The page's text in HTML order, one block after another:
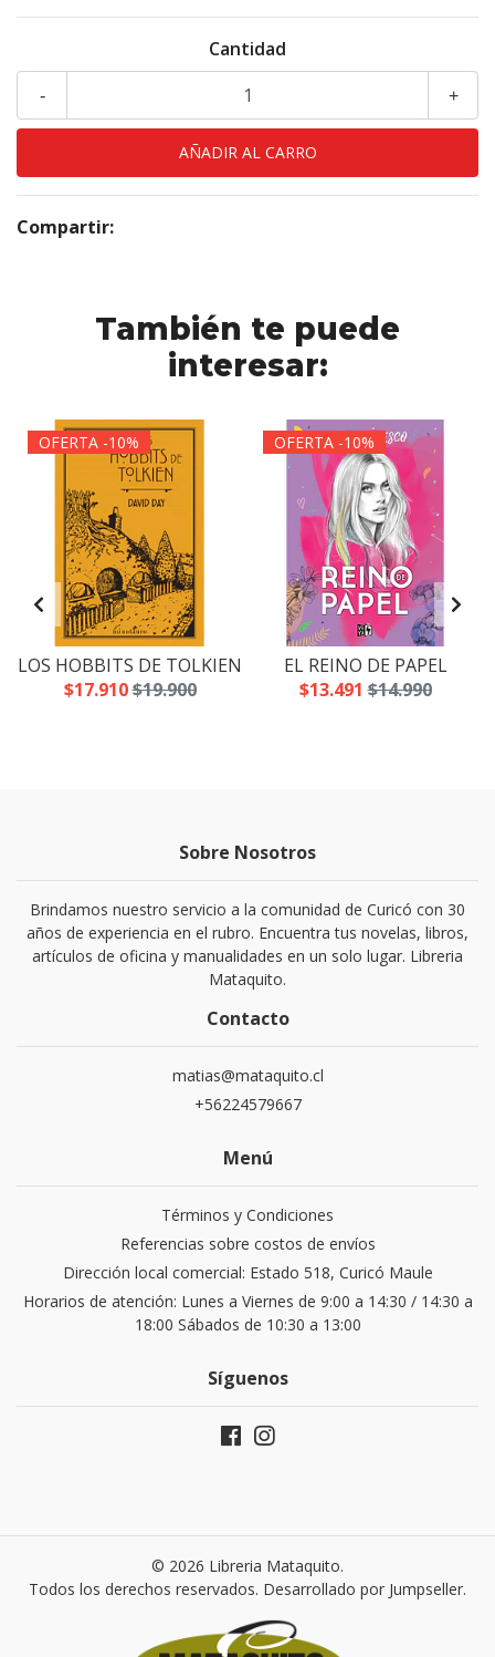
Cantidad
+
-
Compartir:
También te puede
interesar:
OFERTA -10%
LOS HOBBITS DE TOLKIEN
$17.910$19.900
OFERTA -10%
EL REINO DE PAPEL
$13.491 $14.990
Sobre Nosotros
Brindamos nuestro servicio a la comunidad de Curicó con 30
años de experiencia en el rubro. Encuentra tus novelas, libros,
artículos de oficina y manualidades en un solo lugar. Libreria
Mataquito.
Contacto
matias@mataquito.cl
+56224579667
Menú
Términos y Condiciones
Referencias sobre costos de envíos
Dirección local comercial: Estado 518, Curicó Maule
Horarios de atención: Lunes a Viernes de 9:00 a 14:30 / 14:30 a
18:00 Sábados de 10:30 a 13:00
Síguenos
© 2026 Libreria Mataquito.
Todos los derechos reservados. Desarrollado por Jumpseller.